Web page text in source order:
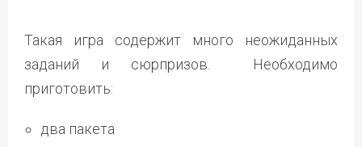
Такая игра содержит много неожиданных
заданий и сюрпризов. Необходимо
приготовить:
два пакета